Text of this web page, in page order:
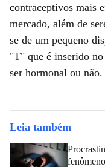
contraceptivos mais
mercado, além de
se de um pequeno
"T" que é inserido
ser hormonal ou não.
Leia também